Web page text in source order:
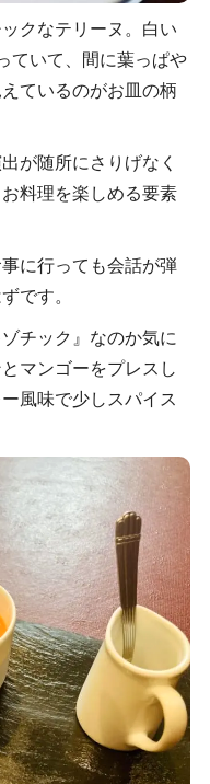
クなテリーヌ。白い
ていて、間に葉っぱや
ているのがお皿の柄
が随所にさりげなく
料理を楽しめる要素
に行っても会話が弾
です。
チック』なのか気に
マンゴーをプレスし
風味で少しスパイス